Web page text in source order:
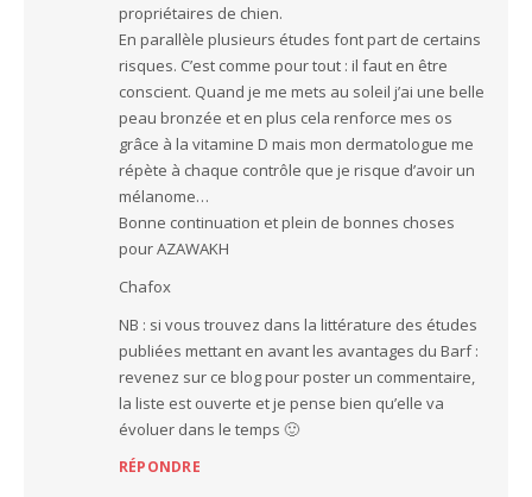
propriétaires de chien.
En parallèle plusieurs études font part de certains
risques. C’est comme pour tout : il faut en être
conscient. Quand je me mets au soleil j’ai une belle
peau bronzée et en plus cela renforce mes os
grâce à la vitamine D mais mon dermatologue me
répète à chaque contrôle que je risque d’avoir un
mélanome…
Bonne continuation et plein de bonnes choses
pour AZAWAKH
Chafox
NB : si vous trouvez dans la littérature des études
publiées mettant en avant les avantages du Barf :
revenez sur ce blog pour poster un commentaire,
la liste est ouverte et je pense bien qu’elle va
évoluer dans le temps 🙂
RÉPONDRE